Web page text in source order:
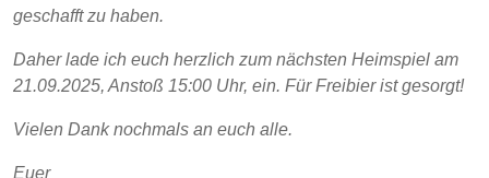
geschafft zu haben.
Daher lade ich euch herzlich zum nächsten Heimspiel am
21.09.2025, Anstoß 15:00 Uhr, ein. Für Freibier ist gesorgt!
Vielen Dank nochmals an euch alle.
Euer